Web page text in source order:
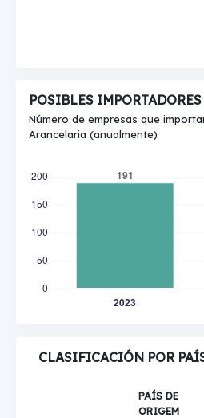
POSIBLES IMPORTADORES
Número de empresas que
Arancelaria (anualmente)
CLASIFICACIÓN POR
PAÍS DE
ORIGEM